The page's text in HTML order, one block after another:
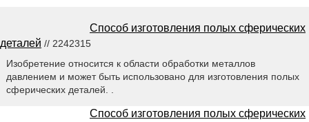
Способ изготовления полых сферических
деталей // 2242315
Изобретение относится к области обработки металлов
давлением и может быть использовано для изготовления полых
сферических деталей. .
Способ изготовления полых сферических